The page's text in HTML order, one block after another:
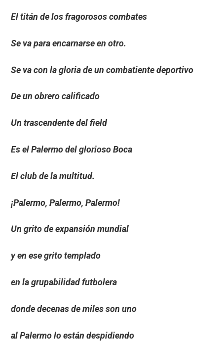
El titán de los fragorosos combates
Se va para encarnarse en otro.
Se va con la gloria de un combatiente deportivo
De un obrero calificado
Un trascendente del field
Es el Palermo del glorioso Boca
El club de la multitud.
¡Palermo, Palermo, Palermo!
Un grito de expansión mundial
y en ese grito templado
en la grupabilidad futbolera
donde decenas de miles son uno
al Palermo lo están despidiendo